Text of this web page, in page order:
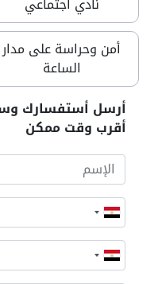
أمن وحراسة على مدار
الساعة
أرسل أستفسارك
أقرب وقت ممكن